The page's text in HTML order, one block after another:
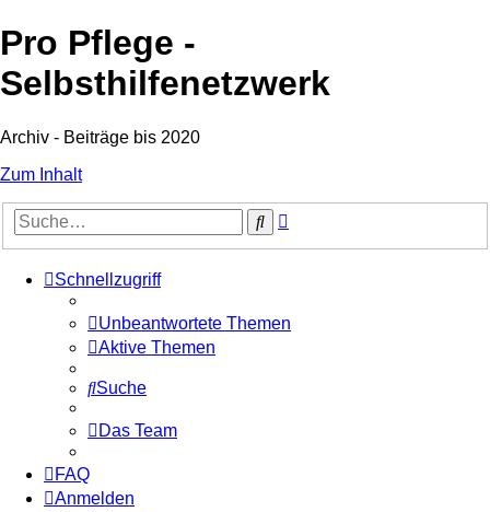
Pro Pflege -
Selbsthilfenetzwerk
Archiv - Beiträge bis 2020
Zum Inhalt
Suche
Schnellzugriff
Unbeantwortete Themen
Aktive Themen
Suche
Das Team
FAQ
Anmelden